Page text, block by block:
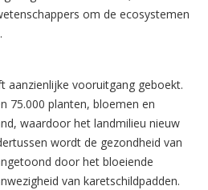
om de ecosystemen
aanzienlijke vooruitgang geboekt.
75.000 planten, bloemen en
waardoor het landmilieu nieuw
wordt de gezondheid van
door het bloeiende
van karetschildpadden.